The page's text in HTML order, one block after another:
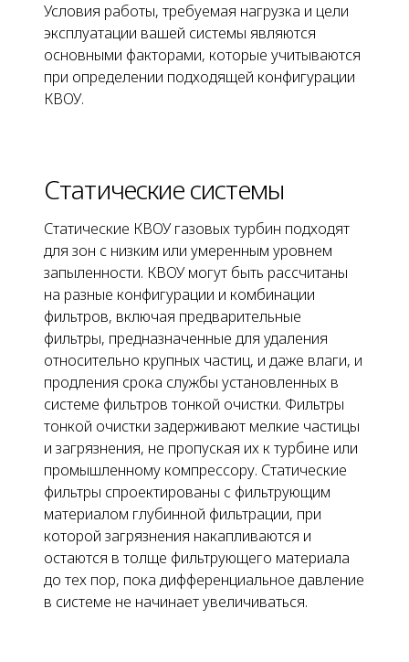
Условия работы, требуемая нагрузка и цели
эксплуатации вашей системы являются
основными факторами, которые учитываются
при определении подходящей конфигурации
КВОУ.
Статические системы
Статические КВОУ газовых турбин подходят
для зон с низким или умеренным уровнем
запыленности. КВОУ могут быть рассчитаны
на разные конфигурации и комбинации
фильтров, включая предварительные
фильтры, предназначенные для удаления
относительно крупных частиц, и даже влаги, и
продления срока службы установленных в
системе фильтров тонкой очистки. Фильтры
тонкой очистки задерживают мелкие частицы
и загрязнения, не пропуская их к турбине или
промышленному компрессору. Статические
фильтры спроектированы c фильтрующим
материалом глубинной фильтрации, при
которой загрязнения накапливаются и
остаются в толще фильтрующего материала
до тех пор, пока дифференциальное давление
в системе не начинает увеличиваться.